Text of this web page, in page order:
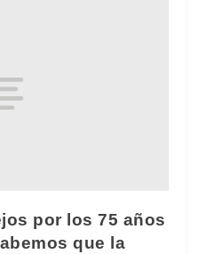
por los 75 años
que la